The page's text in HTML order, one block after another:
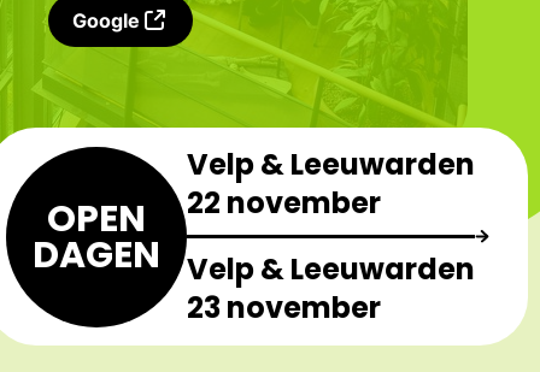
Google
OPEN
DAGEN
Velp & Leeuwarden
22 november
Velp & Leeuwarden
23 november